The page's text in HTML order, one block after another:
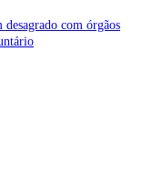
com órgãos